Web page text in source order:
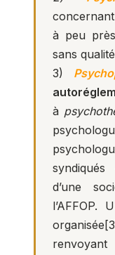
à peu
sans
3)
à
d’une
l’AFFOP.
organisée